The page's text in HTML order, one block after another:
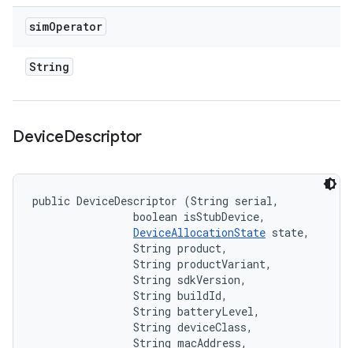
simOperator
String
DeviceDescriptor
public DeviceDescriptor (String serial,
                boolean isStubDevice,
DeviceAllocationState state,
                String product,
                String productVariant,
                String sdkVersion,
                String buildId,
                String batteryLevel,
                String deviceClass,
                String macAddress,